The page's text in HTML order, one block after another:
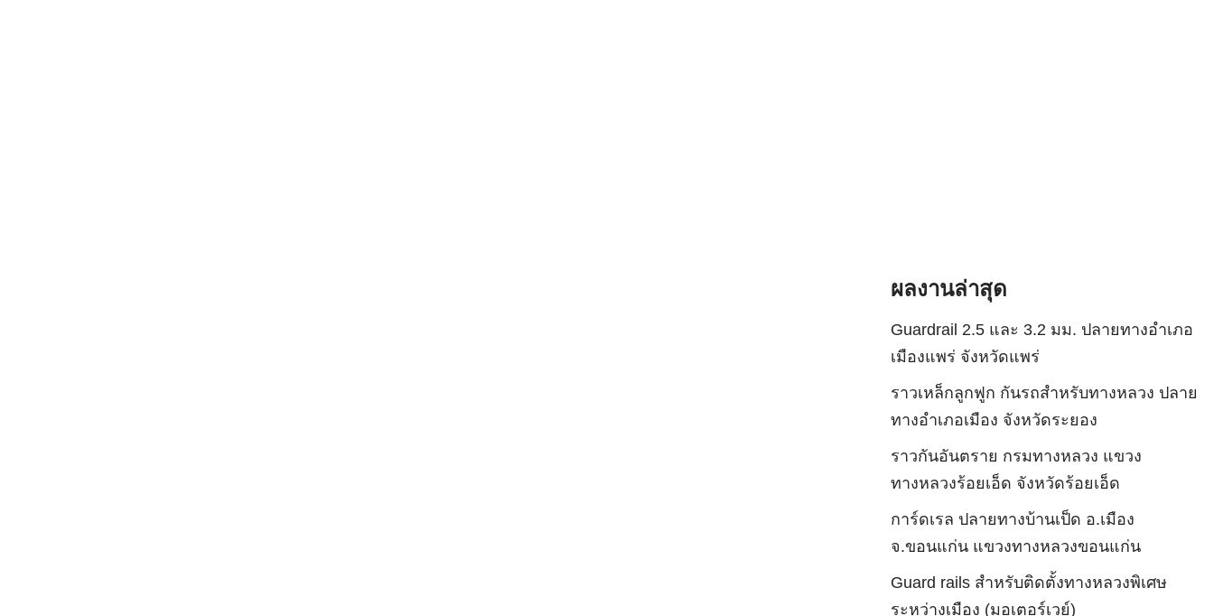
ผลงานล่าสุด
Guardrail 2.5 และ 3.2 มม. ปลายทางอำเภอ
เมืองแพร่ จังหวัดแพร่
ราวเหล็กลูกฟูก กันรถสําหรับทางหลวง ปลาย
ทางอำเภอเมือง จังหวัดระยอง
ราวกันอันตราย กรมทางหลวง แขวง
ทางหลวงร้อยเอ็ด จังหวัดร้อยเอ็ด
การ์ดเรล ปลายทางบ้านเป็ด อ.เมือง
จ.ขอนแก่น แขวงทางหลวงขอนแก่น
Guard rails สำหรับติดตั้งทางหลวงพิเศษ
ระหว่างเมือง (มอเตอร์เวย์)